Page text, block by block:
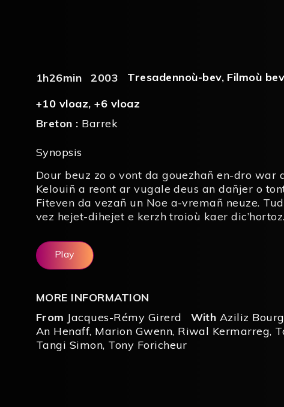
1h26min 2003 Tresadennoù-bev, Filmoù
+10 vloaz,+6 vloaz
Breton : Barrek
Synopsis
Dour beuz zo o vont da gouezhañ en-dro war
Kelouiñ a reont ar vugale deus an dañjer o
Fiteven da vezañ un Noe a-vremañ neuze.
vez hejet-dihejet e kerzh troioù kaer
Play
MORE INFORMATION
From Jacques-Rémy Girerd With Aziliz
An Henaff, Marion Gwenn, Riwal Kermarreg,
Tangi Simon, Tony Foricheur